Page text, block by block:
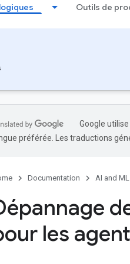
Outils de
Google
préférée. Les traductions
Documentation AI and ML
les